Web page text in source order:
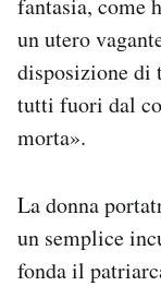
fantasia, come
un utero
disposizione di
tutti fuori dal
morta».
La donna
un semplice
fonda il